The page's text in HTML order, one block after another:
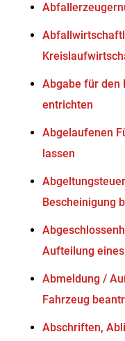
Abgabe für den
entrichten
Abgelaufenen
lassen
Bescheinigung
Aufteilung
Abmeldung /
Fahrzeug
Abschriften,